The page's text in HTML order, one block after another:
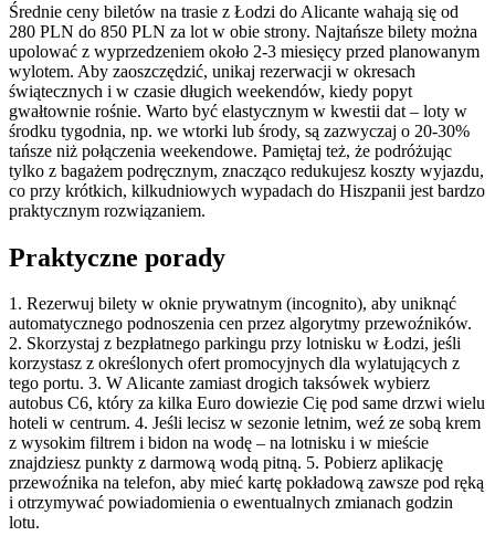
Średnie ceny biletów na trasie z Łodzi do Alicante wahają się od
280 PLN do 850 PLN za lot w obie strony. Najtańsze bilety można
upolować z wyprzedzeniem około 2-3 miesięcy przed planowanym
wylotem. Aby zaoszczędzić, unikaj rezerwacji w okresach
świątecznych i w czasie długich weekendów, kiedy popyt
gwałtownie rośnie. Warto być elastycznym w kwestii dat – loty w
środku tygodnia, np. we wtorki lub środy, są zazwyczaj o 20-30%
tańsze niż połączenia weekendowe. Pamiętaj też, że podróżując
tylko z bagażem podręcznym, znacząco redukujesz koszty wyjazdu,
co przy krótkich, kilkudniowych wypadach do Hiszpanii jest bardzo
praktycznym rozwiązaniem.
Praktyczne porady
1. Rezerwuj bilety w oknie prywatnym (incognito), aby uniknąć
automatycznego podnoszenia cen przez algorytmy przewoźników.
2. Skorzystaj z bezpłatnego parkingu przy lotnisku w Łodzi, jeśli
korzystasz z określonych ofert promocyjnych dla wylatujących z
tego portu. 3. W Alicante zamiast drogich taksówek wybierz
autobus C6, który za kilka Euro dowiezie Cię pod same drzwi wielu
hoteli w centrum. 4. Jeśli lecisz w sezonie letnim, weź ze sobą krem
z wysokim filtrem i bidon na wodę – na lotnisku i w mieście
znajdziesz punkty z darmową wodą pitną. 5. Pobierz aplikację
przewoźnika na telefon, aby mieć kartę pokładową zawsze pod ręką
i otrzymywać powiadomienia o ewentualnych zmianach godzin
lotu.